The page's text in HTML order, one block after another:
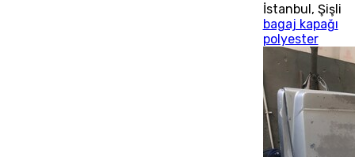
İstanbul, Şişli
bagaj kapağı
polyester